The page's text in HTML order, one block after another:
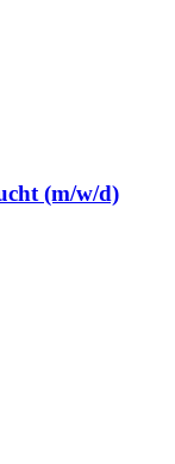
(m/w/d)